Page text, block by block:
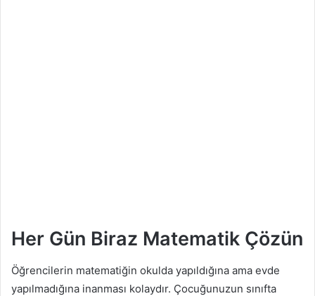
Her Gün Biraz Matematik Çözün
Öğrencilerin matematiğin okulda yapıldığına ama evde
yapılmadığına inanması kolaydır. Çocuğunuzun sınıfta